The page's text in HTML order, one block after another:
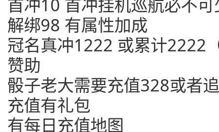
首冲10 首冲挂机巡航必不可
解绑98 有属性加成
冠名真冲1222 或累计2222
赞助
骰子老大需要充值328或者
充值有礼包
有每日充值地图